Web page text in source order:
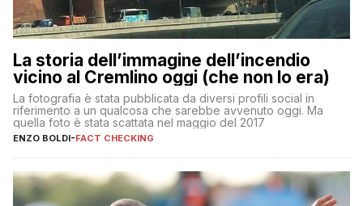
La storia dell’immagine dell’incendio
vicino al Cremlino oggi (che non lo era)
La fotografia è stata pubblicata da diversi profili social in
riferimento a un qualcosa che sarebbe avvenuto oggi. Ma
quella foto è stata scattata nel maggio del 2017
ENZO BOLDI-FACT CHECKING